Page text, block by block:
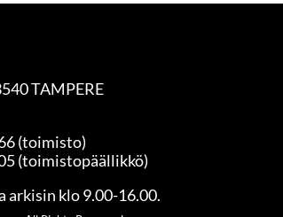
TAMPERE
(toimisto)
(toimistopäällikkö)
arkisin klo 9.00-16.00.